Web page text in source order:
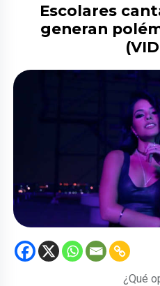
Escolares
generan
¿Qué